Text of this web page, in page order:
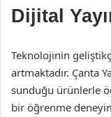
Dijital
Teknolojinin
artmaktadır. Çanta
sunduğu ürünlerle
bir öğrenme